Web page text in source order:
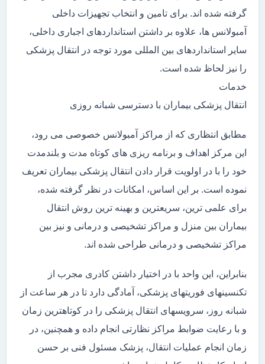
گرفته شده اند. برای تامین و انتخاب تجهیزات داخلی
آمبولانس ها، علاوه بر داشتن استانداردهای اجباری داخلی،
سایر استانداردهای بین المللی مورد توجه در انتقال پزشکی
را نیز لحاظ شده است.
خدمات
انتقال پزشکی بیماران با دسترسی شبانه روزی
مطابق انتظاری که از مراکز آمبولانس خصوصی می رود،
این مرکز اهداف و برنامه ریزی های کوتاه مدت و بلندمدت
خود را با در اولویت قرار دادن انتقال پزشکی بیماران تعریف
نموده است. بر این اساس، امکانات در نظر گرفته شده،
برای علمی ترین، سریعترین و بهینه ترین روش انتقال
بیماران بین منزل و مراکز تشخیصی و درمانی و نیز بین
مراکز تشخیصی و درمانی طراحی شده اند.
بنابراین، این واحد با در اختیار داشتن کادری مجرب از
تکنسینهای فوریتهای پزشکی، آمادگی دارد تا در هر ساعت از
شبانه روز، سرویسهای انتقال پزشکی را در کوتاهترین زمان
و با رعایت ضوابط مراکز نظارتی انجام داده و همچنین، در
زمان انجام عملیات انتقال، پزشک مسئول فنی بر حسن